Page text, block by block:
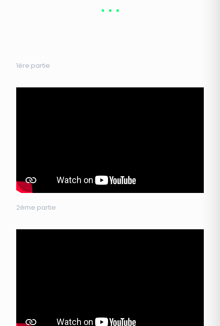
1ère partie
2ème partie